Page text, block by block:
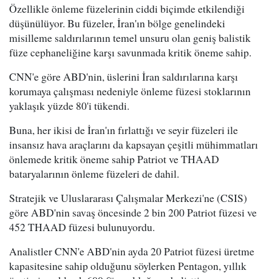
Özellikle önleme füzelerinin ciddi biçimde etkilendiği
düşünülüyor. Bu füzeler, İran'ın bölge genelindeki
misilleme saldırılarının temel unsuru olan geniş balistik
füze cephaneliğine karşı savunmada kritik öneme sahip.
CNN'e göre ABD'nin, üslerini İran saldırılarına karşı
korumaya çalışması nedeniyle önleme füzesi stoklarının
yaklaşık yüzde 80'i tükendi.
Buna, her ikisi de İran'ın fırlattığı ve seyir füzeleri ile
insansız hava araçlarını da kapsayan çeşitli mühimmatları
önlemede kritik öneme sahip Patriot ve THAAD
bataryalarının önleme füzeleri de dahil.
Stratejik ve Uluslararası Çalışmalar Merkezi'ne (CSIS)
göre ABD'nin savaş öncesinde 2 bin 200 Patriot füzesi ve
452 THAAD füzesi bulunuyordu.
Analistler CNN'e ABD'nin ayda 20 Patriot füzesi üretme
kapasitesine sahip olduğunu söylerken Pentagon, yıllık